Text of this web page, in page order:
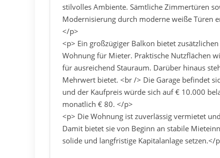
stilvolles Ambiente. Sämtliche Zimmertüren
Modernisierung durch moderne weiße Türen
</p>
<p> Ein großzügiger Balkon bietet
Wohnung für Mieter. Praktische Nutzflächen
für ausreichend Stauraum. Darüber hinaus
Mehrwert bietet. <br /> Die Garage befindet
und der Kaufpreis würde sich auf € 10.000
monatlich € 80. </p>
<p> Die Wohnung ist zuverlässig vermietet
Damit bietet sie von Beginn an stabile
solide und langfristige Kapitalanlage setzen.</